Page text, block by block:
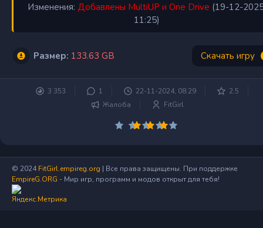
Изменения: Добавлены MultiUP и One Drive (19-12-
11:25)
Размер: 133.63 GB Скачать игру
3 353 1 22-11-2024, 08:29
2.5
Жалоба
FitGirl
© 2024FitGirl.empireg.org | Все права защищены. При поддержке
EmpireG.ORG - Мир игр, программ и модов открыт для тебя!